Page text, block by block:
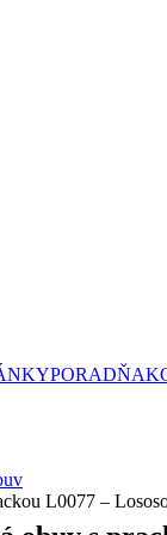
PORADŇA
L0077 –